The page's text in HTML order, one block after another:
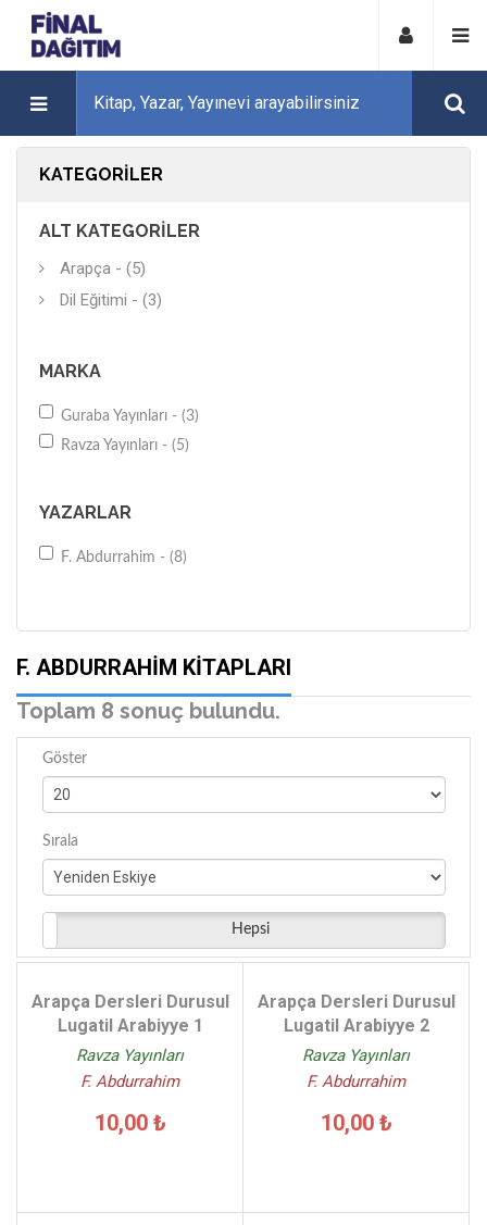
KATEGORILER
ALT KATEGORILER
Arapça - (5)
Dil Eğitimi - (3)
MARKA
Guraba Yayınları - (3)
Ravza Yayınları - (5)
YAZARLAR
F. Abdurrahim - (8)
F. ABDURRAHIM KITAPLARI
Toplam 8 sonuç bulundu.
Göster
Sırala
Hepsi
Arapça Dersleri Durusul
Lugatil Arabiyye 1
Ravza Yayınları
F. Abdurrahim
10,00 ₺
Arapça Dersleri Durusul
Lugatil Arabiyye 2
Ravza Yayınları
F. Abdurrahim
10,00 ₺